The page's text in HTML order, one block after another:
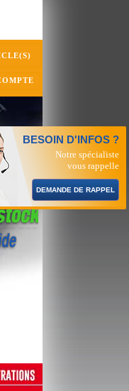
BESOIN D'INFOS ?
Notre spécialiste
vous rappelle
DEMANDE DE RAPPEL